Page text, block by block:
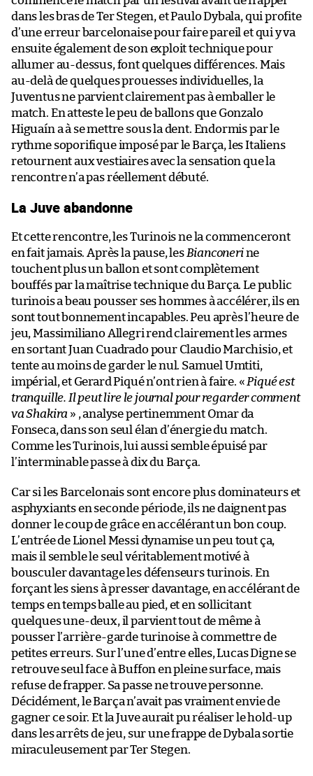
dans les bras de Ter Stegen, et Paulo Dybala, qui profite
d’une erreur barcelonaise pour faire pareil et qui y va
ensuite également de son exploit technique pour
allumer au-dessus, font quelques différences. Mais
au-delà de quelques prouesses individuelles, la
Juventus ne parvient clairement pas à emballer le
match. En atteste le peu de ballons que Gonzalo
Higuaín a à se mettre sous la dent. Endormis par le
rythme soporifique imposé par le Barça, les Italiens
retournent aux vestiaires avec la sensation que la
rencontre n’a pas réellement débuté.
La Juve abandonne
Et cette rencontre, les Turinois ne la commenceront
en fait jamais. Après la pause, les Bianconerine
touchent plus un ballon et sont complètement
bouffés par la maîtrise technique du Barça. Le public
turinois a beau pousser ses hommes à accélérer, ils en
sont tout bonnement incapables. Peu après l’heure de
jeu, Massimiliano Allegri rend clairement les armes
en sortant Juan Cuadrado pour Claudio Marchisio, et
tente au moins de garder le nul. Samuel Umtiti,
impérial, et Gerard Piqué n’ont rien à faire. « Piqué est
tranquille. Il peut lire le journal pour regarder comment
va Shakira » , analyse pertinemment Omar da
Fonseca, dans son seul élan d’énergie du match.
Comme les Turinois, lui aussi semble épuisé par
l’interminable passe à dix du Barça.
Car si les Barcelonais sont encore plus dominateurs et
asphyxiants en seconde période, ils ne daignent pas
donner le coup de grâce en accélérant un bon coup.
L’entrée de Lionel Messi dynamise un peu tout ça,
mais il semble le seul véritablement motivé à
bousculer davantage les défenseurs turinois. En
forçant les siens à presser davantage, en accélérant de
temps en temps balle au pied, et en sollicitant
quelques une-deux, il parvient tout de même à
pousser l’arrière-garde turinoise à commettre de
petites erreurs. Sur l’une d’entre elles, Lucas Digne se
retrouve seul face à Buffon en pleine surface, mais
refuse de frapper. Sa passe ne trouve personne.
Décidément, le Barça n’avait pas vraiment envie de
gagner ce soir. Et la Juve aurait pu réaliser le hold-up
dans les arrêts de jeu, sur une frappe de Dybala sortie
miraculeusement par Ter Stegen.